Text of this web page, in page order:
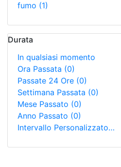
fumo (1)
Durata
In qualsiasi momento
Ora Passata (0)
Passate 24 Ore (0)
Settimana Passata (0)
Mese Passato (0)
Anno Passato (0)
Intervallo Personalizzato…